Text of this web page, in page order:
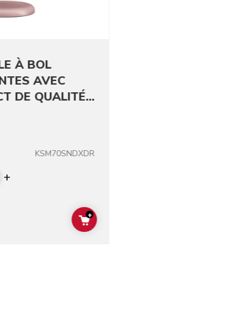
À BOL
AVEC
DE QUALITÉ
KSM70SNDXDR
Display more colors
ADD TO CART
+